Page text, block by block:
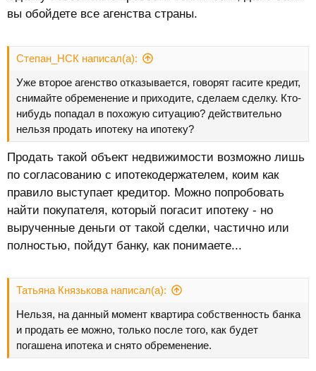
вы обойдете все агенства страны.
Степан_НСК написал(а):
Уже второе агенство отказывается, говорят гасите кредит,
снимайте обременение и приходите, сделаем сделку. Кто-
нибудь попадал в похожую ситуацию? действительно
нельзя продать ипотеку на ипотеку?
Продать такой объект недвижимости возможно лишь
по согласованию с ипотекодержателем, коим как
правило выступает кредитор. Можно попробовать
найти покупателя, который погасит ипотеку - но
вырученные деньги от такой сделки, частично или
полностью, пойдут банку, как понимаете...
Татьяна Князькова написал(а):
Нельзя, на данный момент квартира собственность банка
и продать ее можно, только после того, как будет
погашена ипотека и снято обременение.